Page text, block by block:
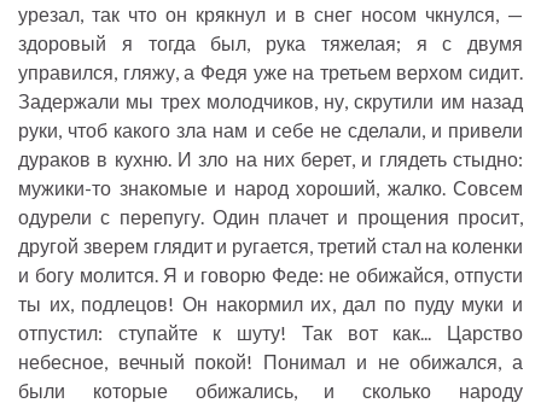
урезал, так что он крякнул и в снег носом чкнулся, —
здоровый я тогда был, рука тяжелая; я с двумя
управился, гляжу, а Федя уже на третьем верхом сидит.
Задержали мы трех молодчиков, ну, скрутили им назад
руки, чтоб какого зла нам и себе не сделали, и привели
дураков в кухню. И зло на них берет, и глядеть стыдно:
мужики-то знакомые и народ хороший, жалко. Совсем
одурели с перепугу. Один плачет и прощения просит,
другой зверем глядит и ругается, третий стал на коленки
и богу молится. Я и говорю Феде: не обижайся, отпусти
ты их, подлецов! Он накормил их, дал по пуду муки и
отпустил: ступайте к шуту! Так вот как... Царство
небесное, вечный покой! Понимал и не обижался, а
были которые обижались, и сколько народу